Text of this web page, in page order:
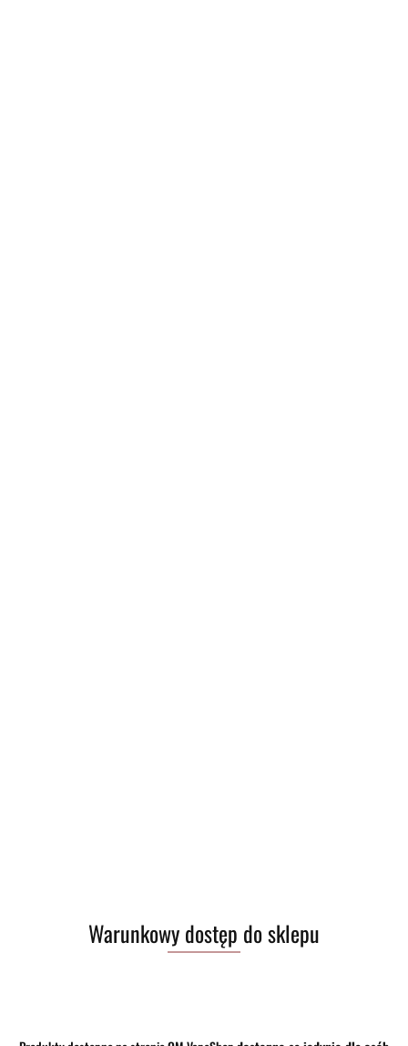
Warunkowy dostęp do sklepu